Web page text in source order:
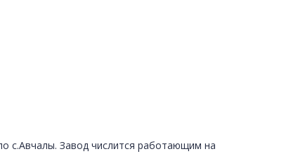
с.Авчалы. Завод числится работающим на